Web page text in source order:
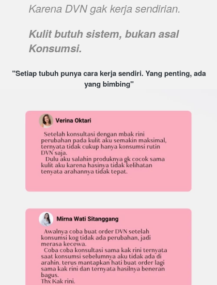
Karena DVN gak kerja sendirian.
Kulit butuh sistem, bukan asal
Konsumsi.
yang bimbing"